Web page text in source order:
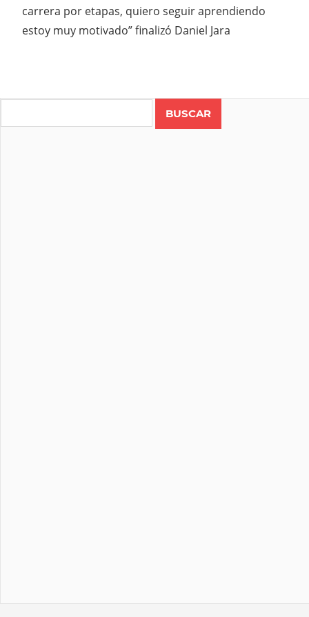
carrera por etapas, quiero seguir aprendiendo
estoy muy motivado” finalizó Daniel Jara